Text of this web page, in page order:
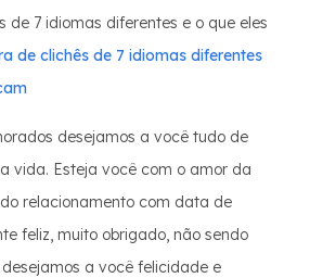
de 7 idiomas diferentes e o que eles
de clichês de 7 idiomas diferentes
desejamos a você tudo de
vida. Esteja você com o amor da
relacionamento com data de
feliz, muito obrigado, não sendo
a você felicidade e